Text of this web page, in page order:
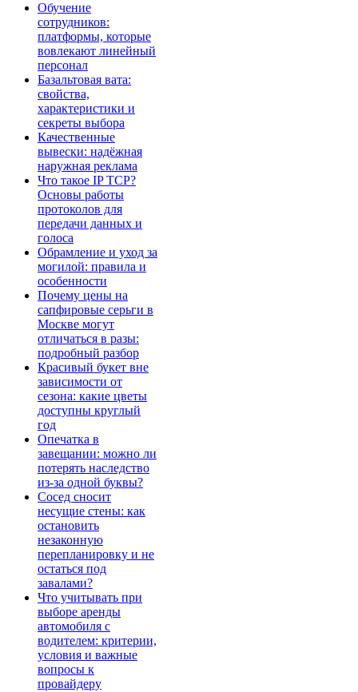
Обучение
сотрудников:
платформы, которые
вовлекают линейный
персонал
Базальтовая вата:
свойства,
характеристики и
секреты выбора
Качественные
вывески: надёжная
наружная реклама
Что такое IP TCP?
Основы работы
протоколов для
передачи данных и
голоса
Обрамление и уход за
могилой: правила и
особенности
Почему цены на
сапфировые серьги в
Москве могут
отличаться в разы:
подробный разбор
Красивый букет вне
зависимости от
сезона: какие цветы
доступны круглый
год
Опечатка в
завещании: можно ли
потерять наследство
из-за одной буквы?
Сосед сносит
несущие стены: как
остановить
незаконную
перепланировку и не
остаться под
завалами?
Что учитывать при
выборе аренды
автомобиля с
водителем: критерии,
условия и важные
вопросы к
провайдеру